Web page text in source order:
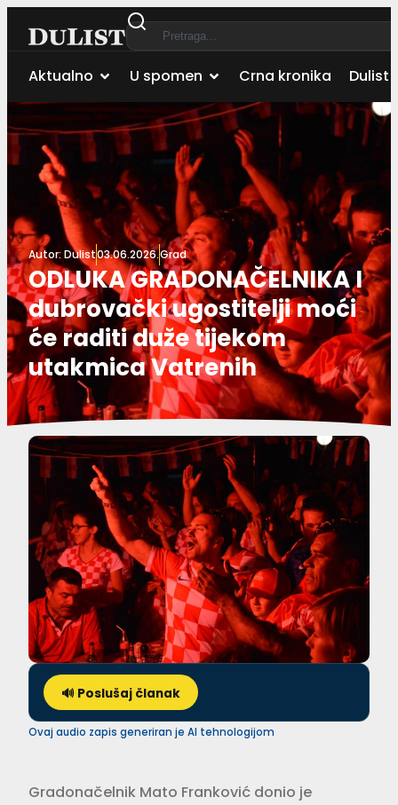
Aktualno U spomen Crna kronika Dulist
Autor: Dulist03.06.2026.Grad
ODLUKA GRADONAČELNIKA I
dubrovački ugostitelji moći
će raditi duže tijekom
utakmica Vatrenih
🔊 Poslušaj članak
Ovaj audio zapis generiran je AI tehnologijom
Gradonačelnik Mato Franković donio je